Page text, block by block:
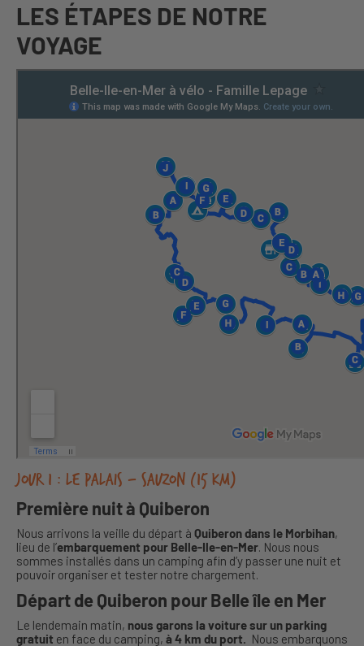
LES ÉTAPES DE NOTRE
VOYAGE
Jour 1 : Le Palais – Sauzon (15 km)
Première nuit à Quiberon
Nous arrivons la veille du départ à Quiberon dans le Morbihan,
lieu de l’embarquement pour Belle-Ile-en-Mer. Nous nous
sommes installés dans un camping afin d’y passer une nuit et
pouvoir organiser et tester notre chargement.
Départ de Quiberon pour Belle île en Mer
Le lendemain matin, nous garons la voiture sur un parking
gratuit en face du camping, à 4 km du port. Nous embarquons